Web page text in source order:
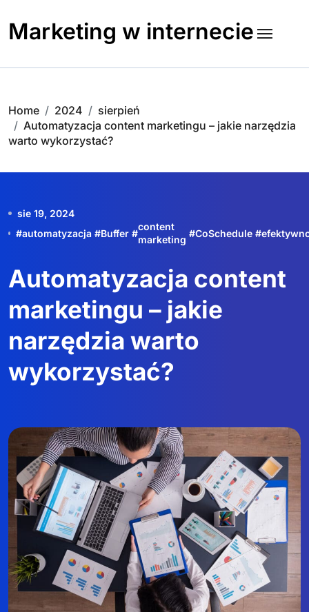
content
Marketing w internecie
Home 2024
sierpień
Automatyzacja content marketingu – jakie narzędzia
warto wykorzystać?
sie 19, 2024
#automatyzacja #Buffer #
content
marketing
#CoSchedule #
Automatyzacja content
marketingu – jakie
narzędzia warto
wykorzystać?